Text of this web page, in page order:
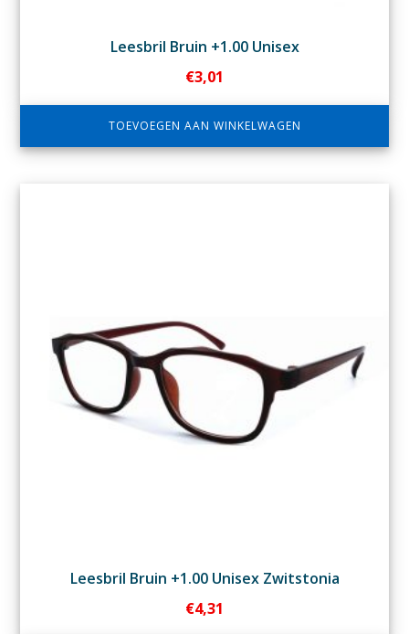
Leesbril Bruin +1.00 Unisex
€3,01
TOEVOEGEN AAN WINKELWAGEN
Leesbril Bruin +1.00 Unisex Zwitstonia
€4,31